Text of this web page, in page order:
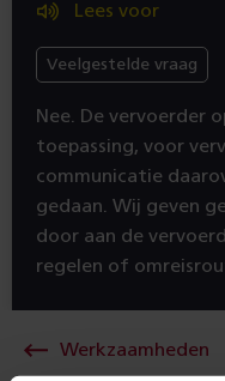
Lees voor
Veelgestelde vraag
Nee. De vervoerder
toepassing, voor
communicatie
gedaan. Wij geven
door aan de
regelen of
Werkzaamheden